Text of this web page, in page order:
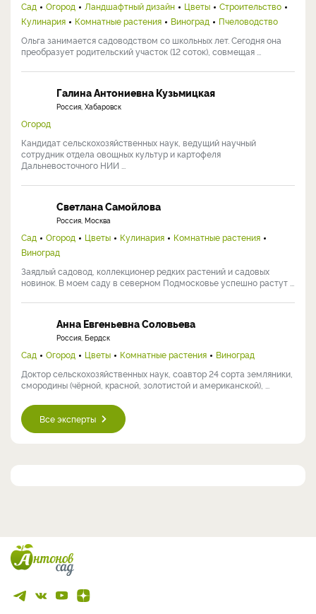
Сад Огород Ландшафтный дизайн Цветы
Строительство
Кулинария
Комнатные растения Виноград
Пчеловодство
Ольга занимается садоводством со школьных лет. Сегодня она
преобразует родительский участок (12 соток), совмещая ...
Галина Антониевна Кузьмицкая
Россия, Хабаровск
Огород
Кандидат сельскохозяйственных наук, ведущий научный
сотрудник отдела овощных культур и картофеля
Дальневосточного НИИ ...
Светлана Самойлова
Россия, Москва
Сад Огород Цветы Кулинария
Комнатные растения
Виноград
Заядлый садовод, коллекционер редких растений и садовых
новинок. В моем саду в северном Подмосковье успешно растут ...
Анна Евгеньевна Соловьева
Россия, Бердск
Сад Огород Цветы Комнатные растения
Виноград
Доктор сельскохозяйственных наук, соавтор 24 сорта земляники,
смородины (чёрной, красной, золотистой и американской), ...
Все эксперты